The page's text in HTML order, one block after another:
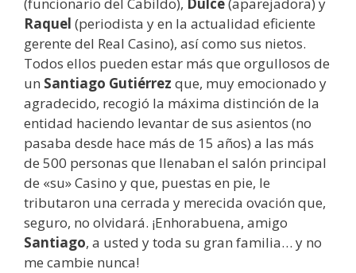
(funcionario del Cabildo), Dulce(aparejadora) y
Raquel (periodista y en la actualidad eficiente
gerente del Real Casino), así como sus nietos.
Todos ellos pueden estar más que orgullosos de
un Santiago Gutiérrez que, muy emocionado y
agradecido, recogió la máxima distinción de la
entidad haciendo levantar de sus asientos (no
pasaba desde hace más de 15 años) a las más
de 500 personas que llenaban el salón principal
de «su» Casino y que, puestas en pie, le
tributaron una cerrada y merecida ovación que,
seguro, no olvidará. ¡Enhorabuena, amigo
Santiago, a usted y toda su gran familia… y no
me cambie nunca!